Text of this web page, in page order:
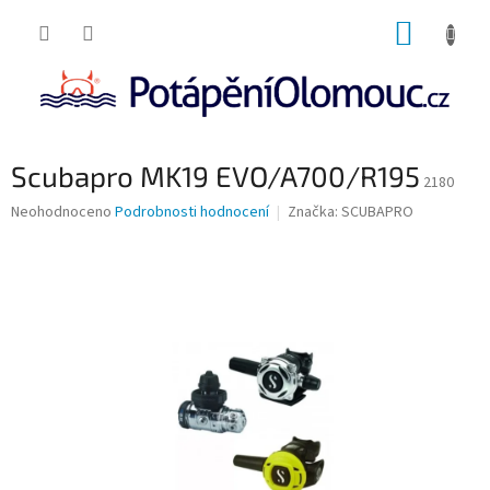
Scubapro MK19 EVO/A700/R195 2180
Průměrné
Neohodnoceno Podrobnosti hodnocení Značka: SCUBAPRO